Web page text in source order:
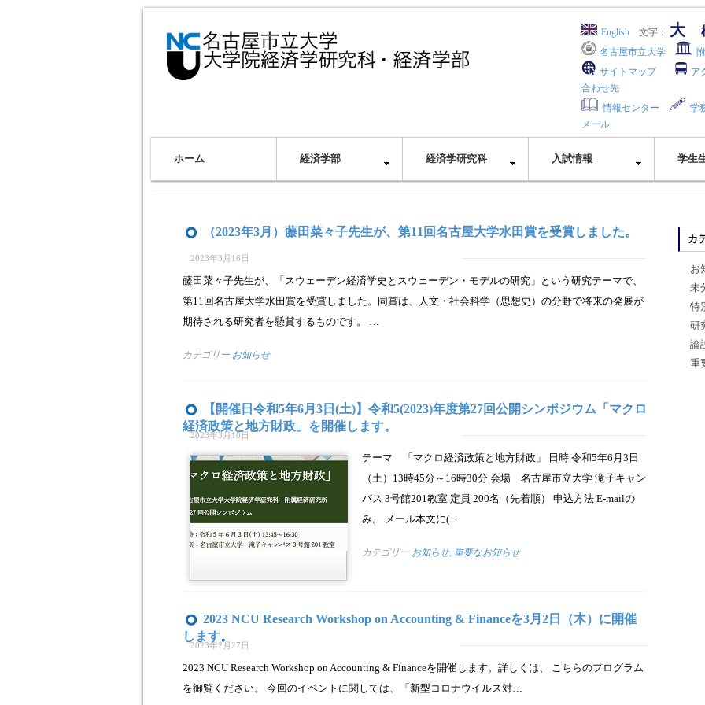
English文字： 大
名古屋市立大学
サイトマップ
ア
合わせ先
情報センター
学
メール
ホーム 経済学部 経済学研究科 入試情報 学生
（2023年3月）藤田菜々子先生が、第11回名古屋大学水田賞を受賞しました。
2023年3月16日
藤田菜々子先生が、「スウェーデン経済学史とスウェーデン・モデルの研究」という研究テーマで、
第11回名古屋大学水田賞を受賞しました。同賞は、人文・社会科学（思想史）の分野で将来の発展が
期待される研究者を懸賞するものです。 …
カテゴリー お知らせ
【開催日令和5年6月3日(土)】令和5(2023)年度第27回公開シンポジウム「マクロ
経済政策と地方財政」を開催します。
2023年3月10日
テーマ 「マクロ経済政策と地方財政」 日時 令和5年6月3日
（土）13時45分～16時30分 会場 名古屋市立大学 滝子キャン
パス 3号館201教室 定員 200名（先着順） 申込方法 E-mailの
み。 メール本文に(…
カテゴリー お知らせ, 重要なお知らせ
2023 NCU Research Workshop on Accounting & Financeを3月2日（木）に開催
します。
2023年2月27日
2023 NCU Research Workshop on Accounting & Financeを開催します。詳しくは、 こちらのプログラム
を御覧ください。 今回のイベントに関しては、「新型コロナウイルス対…
カ
お
未
特
研
論
重